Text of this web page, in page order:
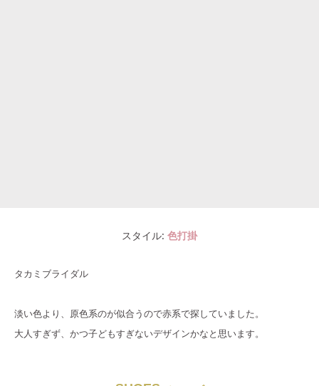
スタイル 色打掛
タカミブライダル
淡い色より、原色系のが似合うので赤系で探していました。
大人すぎず、かつ子どもすぎないデザインかなと思います。